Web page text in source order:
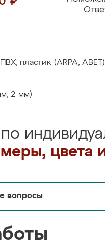
пластик (ARPA,
2 мм)
цвета
вопросы